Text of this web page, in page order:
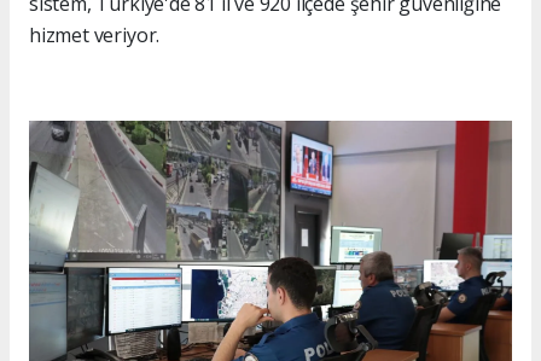
hizmet veriyor.